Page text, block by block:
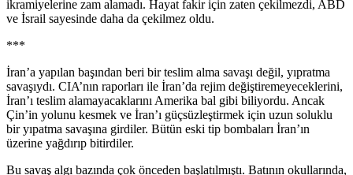
ikramiyelerine zam alamadı. Hayat fakir için zaten çekilmezdi, ABD
ve İsrail sayesinde daha da çekilmez oldu.
***
İran’a yapılan başından beri bir teslim alma savaşı değil, yıpratma
savaşıydı. CIA’nın raporları ile İran’da rejim değiştiremeyeceklerini,
İran’ı teslim alamayacaklarını Amerika bal gibi biliyordu. Ancak
Çin’in yolunu kesmek ve İran’ı güçsüzleştirmek için uzun soluklu
bir yıpatma savaşına girdiler. Bütün eski tip bombaları İran’ın
üzerine yağdırıp bitirdiler.
Bu savaş algı bazında çok önceden başlatılmıştı. Batının okullarında,